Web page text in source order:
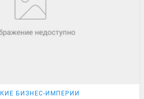
БИЗНЕС-ИМПЕРИИ